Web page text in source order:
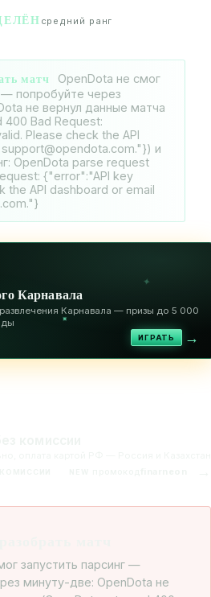
средний ранг
матч
OpenDota не смог
— попробуйте через
не вернул данные матча
400 Bad Request:
Please check the API
и
OpenDota parse request
{"error":"API key
the API dashboard or email
✦
✦
Карнавала
Карнавала — призы до 5 000
ИГРАТЬ →
запустить парсинг —
минуту-две: OpenDota не